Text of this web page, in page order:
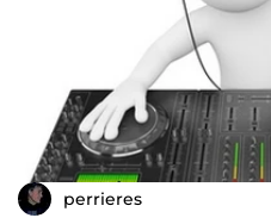
perrieres